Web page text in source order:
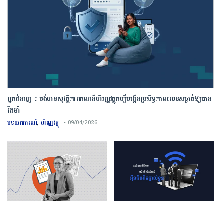
អ្នកជំនាញ ៖ ចង់មានសុវត្ថិភាពគណនីហិរញ្ញវត្ថុគប្បីបង្កើនប្រសិទ្ធភាពលេខសម្ងាត់ឱ្យបាន
រឹងមាំ
បទយកការណ៍, ហិរញ្ញវត្ថុ • 09/04/2026